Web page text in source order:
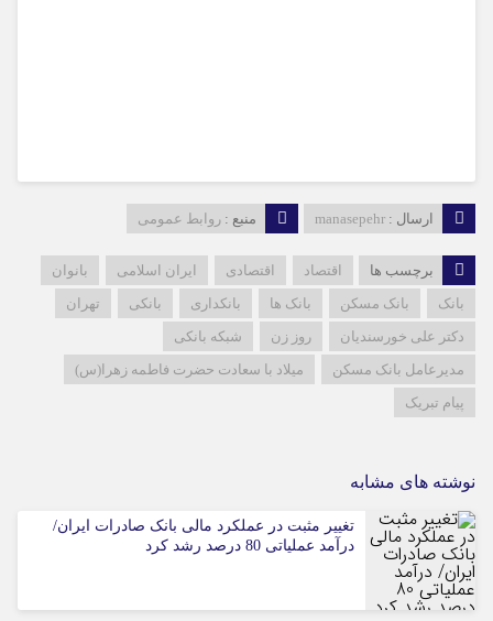
ارسال : manasepehr منبع : روابط عمومی
برچسب ها اقتصاد اقتصادی ایران اسلامی
بانوان
بانک
بانک مسکن بانک ها بانکداری بانکی
تهران
دکتر علی خورسندیان
روز زن
شبکه بانکی
مدیرعامل بانک مسکن
میلاد با سعادت حضرت فاطمه زهرا(س)
پیام تبریک
نوشته های مشابه
تغییر مثبت در عملکرد مالی بانک صادرات ایران/
درآمد عملیاتی 80 درصد رشد کرد